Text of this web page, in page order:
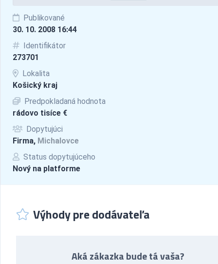
Publikované
30. 10. 2008 16:44
Identifikátor
273701
Lokalita
Košický kraj
Predpokladaná hodnota
rádovo tisíce €
Dopytujúci
Firma, Michalovce
Status dopytujúceho
Nový na platforme
Výhody pre dodávateľa
Aká zákazka bude tá vaša?